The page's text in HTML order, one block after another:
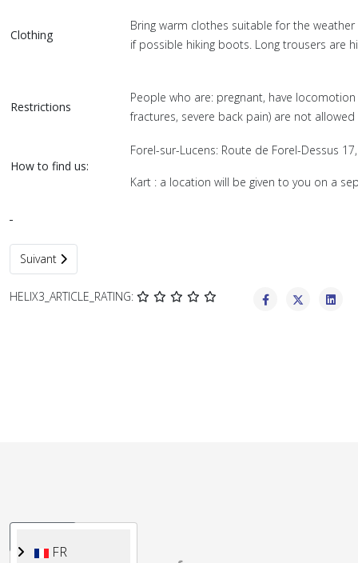
Clothing
Bring warm clothes suitable for the
if possible hiking boots. Long trousers are
Restrictions
People who are: pregnant, have
fractures, severe back pain) are not
How to find us:
Forel-sur-Lucens: Route de Forel-Dessus
Kart : a location will be given to you on a
Article suivant : Beginners
Suivant
HELIX3_ARTICLE_RATING:
FR